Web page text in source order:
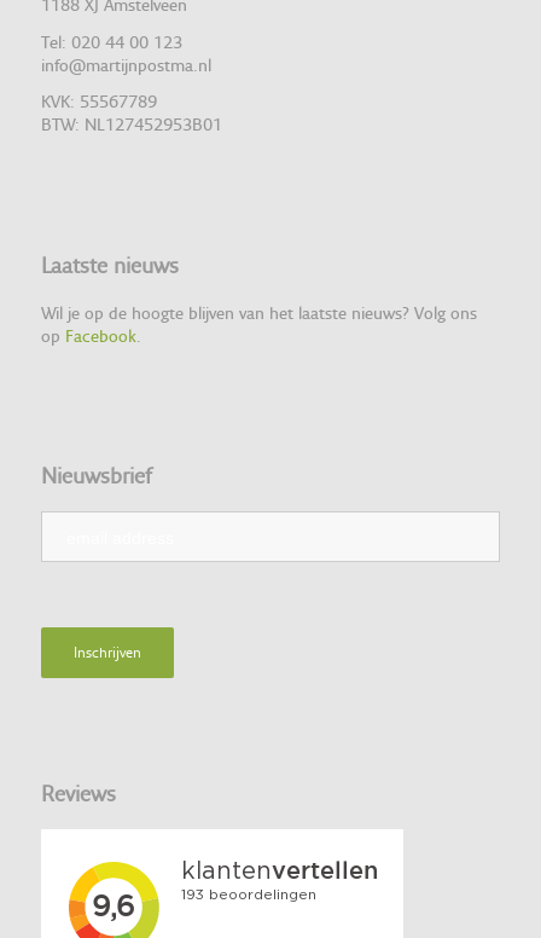
Tel: 020 44 00 123
info@martijnpostma.nl
KVK: 55567789
BTW: NL127452953B01
Laatste nieuws
Wil je op de hoogte blijven van het laatste nieuws? Volg ons
op Facebook.
Nieuwsbrief
Reviews